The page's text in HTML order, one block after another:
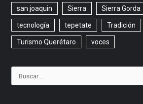
san joaquin Sierra Sierra Gorda
tecnología tepetate Tradición
Turismo Querétaro voces